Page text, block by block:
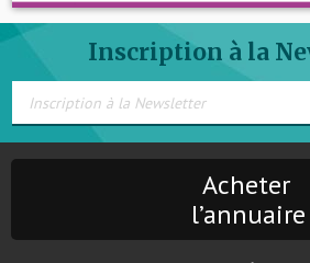
Inscription à la
Acheter
l’annuaire